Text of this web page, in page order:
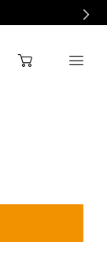
WARENKORB